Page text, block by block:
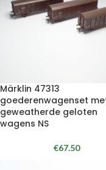
Märklin 47313
goederenwagenset
geweatherde geloten
wagens NS
€67.50